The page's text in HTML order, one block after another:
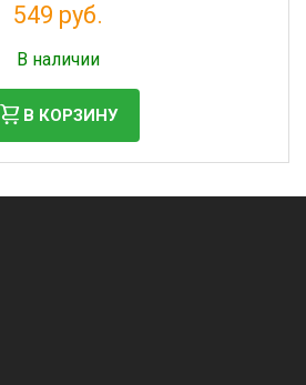
549 руб.
В наличии
В КОРЗИНУ